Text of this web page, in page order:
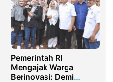
Pemerintah RI
Mengajak Warga
Berinovasi: Demi